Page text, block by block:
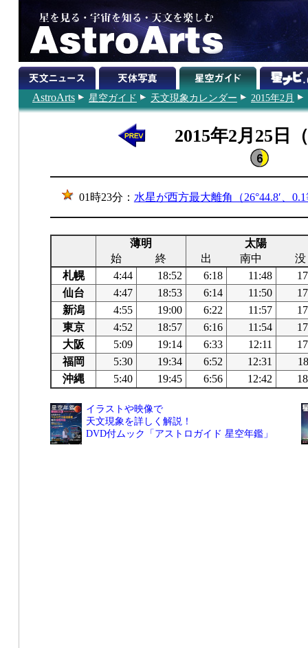
AstroArts 星空ガイド 天文現象カレンダー 2015年2月
2015年2月25日
01時23分： 水星が西方最大離角（26°44.8′、
薄明
太陽
始
終 出 南中
没
札幌
4:44 18:52 6:18 11:48
仙台
4:47 18:53 6:14 11:50
新潟
4:55 19:00 6:22 11:57
東京
4:52 18:57 6:16 11:54
大阪
5:09 19:14 6:33 12:11
福岡
5:30 19:34 6:52 12:31
沖縄
5:40 19:45 6:56 12:42
イラストや映像で
天文現象を詳しく解説！
DVD付ムック「アストロガイド 星空年鑑」